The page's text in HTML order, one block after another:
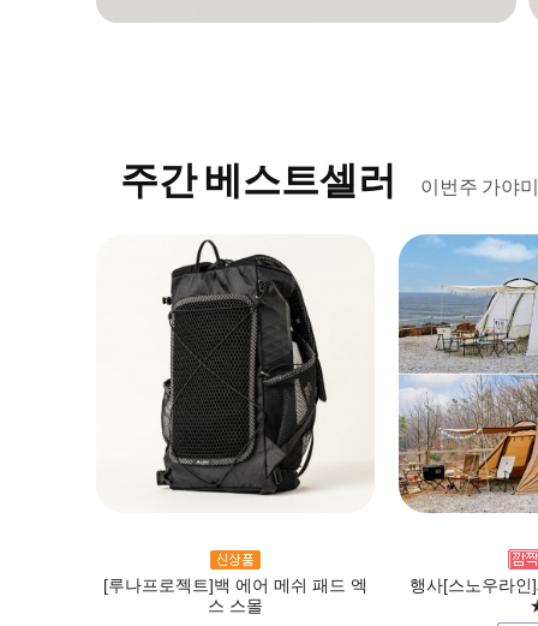
주간 베스트셀러 이번주 가야
[루나프로젝트]백 에어 메쉬 패드 엑
스 스몰
행사[스노우라